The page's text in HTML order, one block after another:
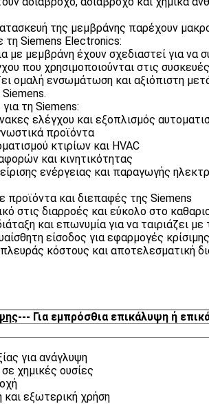
της μεμβράνης παρέχουν
τη Siemens Electronics:
με μεμβράνη έχουν σχεδιαστεί για να
που χρησιμοποιούνται στις
ομαλή ενσωμάτωση και αξιόπιστη
για τη Siemens:
ελέγχου και εξοπλισμός
προϊόντα
κτιρίων και HVAC
και κινητικότητας
ενέργειας και παραγωγής
προϊόντα και διεπαφές της Siemens
στις διαρροές και εύκολο στο
και επωνυμία για να ταιριάζει
είσοδος για εφαρμογές
κόστους και αποτελεσματική
--- Για εμπρόσθια επικάλυψη ή
για ανάγλυψη
χημικές ουσίες
και εξωτερική χρήση